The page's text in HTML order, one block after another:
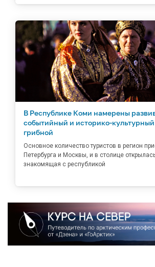
В Республике Коми намерены
событийный и историко-
грибной
Основное количество туристов в регион
Петербурга и Москвы, и в столице
знакомящая с республикой